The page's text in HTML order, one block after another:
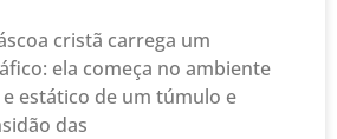
cristã carrega um
ela começa no ambiente
estático de um túmulo e
das